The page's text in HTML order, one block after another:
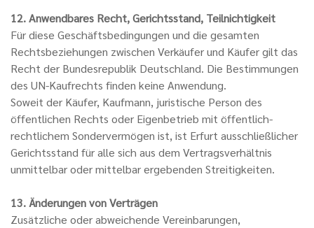
12. Anwendbares Recht, Gerichtsstand, Teilnichtigkeit
Für diese Geschäftsbedingungen und die gesamten
Rechtsbeziehungen zwischen Verkäufer und Käufer gilt das
Recht der Bundesrepublik Deutschland. Die Bestimmungen
des UN-Kaufrechts finden keine Anwendung.
Soweit der Käufer, Kaufmann, juristische Person des
öffentlichen Rechts oder Eigenbetrieb mit öffentlich-
rechtlichem Sondervermögen ist, ist Erfurt ausschließlicher
Gerichtsstand für alle sich aus dem Vertragsverhältnis
unmittelbar oder mittelbar ergebenden Streitigkeiten.
13. Änderungen von Verträgen
Zusätzliche oder abweichende Vereinbarungen,